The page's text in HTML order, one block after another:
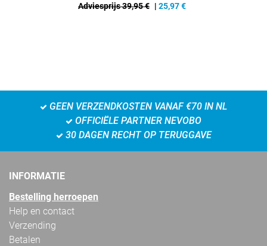
Adviesprijs 39,95 € | 25,97€
GEEN VERZENDKOSTEN VANAF €70 IN NL
OFFICIËLE PARTNER NEVOBO
30 DAGEN RECHT OP TERUGGAVE
INFORMATIE
Bestelling herroepen
Help en contact
Verzending
Betalen